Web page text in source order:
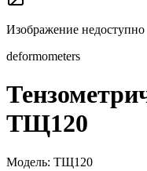
Изображение недоступно
deformometers
ТЩ120
Модель: ТЩ120